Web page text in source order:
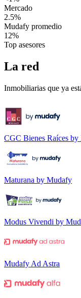
Mercado
2.5%
Mudafy promedio
12%
Top asesores
La red
Inmobiliarias que ya
CGC Bienes Raíces
Maturana by Mudafy
Modus Vivendi by
Mudafy Ad Astra